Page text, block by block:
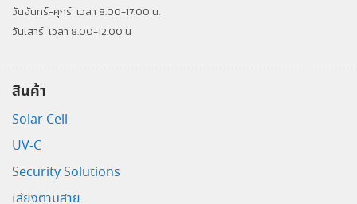
วันจันทร์-ศุกร์ เวลา 8.00-17.00 น.
วันเสาร์ เวลา 8.00-12.00 น
สินค้า
Solar Cell
UV-C
Security Solutions
เสียงตามสาย